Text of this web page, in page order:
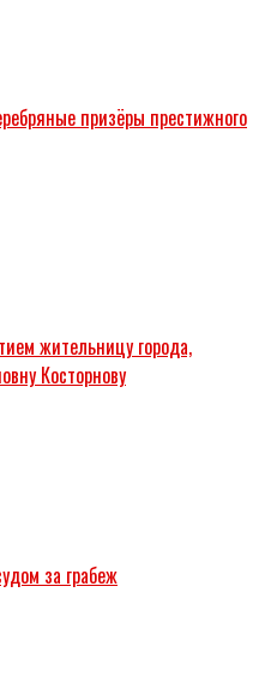
призёры престижного
жительницу города,
Косторнову
за грабеж